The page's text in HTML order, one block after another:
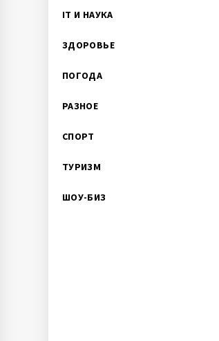
IT И НАУКА
ЗДОРОВЬЕ
ПОГОДА
РАЗНОЕ
СПОРТ
ТУРИЗМ
ШОУ-БИЗ